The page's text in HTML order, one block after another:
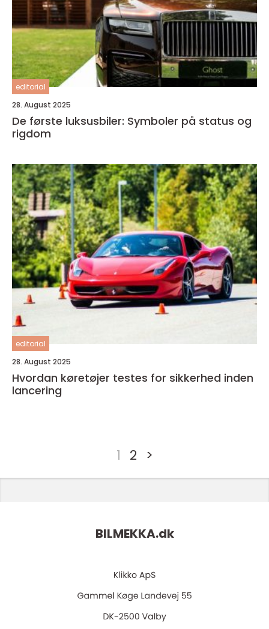
editorial
28. August 2025
De første luksusbiler: Symboler på status og
rigdom
editorial
28. August 2025
Hvordan køretøjer testes for sikkerhed inden
lancering
1 2 >
BILMEKKA.dk